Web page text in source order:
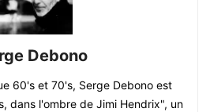
Debono
60's et 70's, Serge Debono est
dans l'ombre de Jimi Hendrix", un